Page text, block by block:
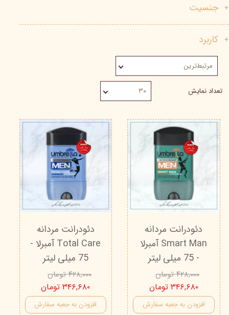
جنسیت
کاربرد
مرتبط‌ترین
تعداد نمایش ۳۰
دئودرانت مردانه
Smart Man آمبرلا
- 75 میلی لیتر
۴۲۸,۰۰۰ تومان
۳۴۶,۶۸۰ تومان
افزودن به جعبه سفارش
دئودرانت مردانه
Total Care آمبرلا -
75 میلی لیتر
۴۲۸,۰۰۰ تومان
۳۴۶,۶۸۰ تومان
افزودن به جعبه سفارش